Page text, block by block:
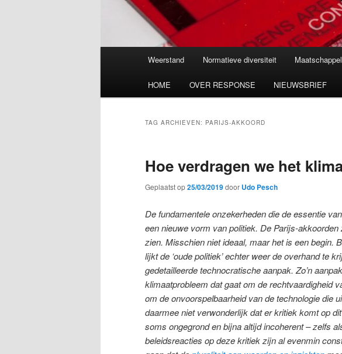
Weerstand Normatieve diversiteit
HOME OVER RESPONSE NIEUWSBRIEF
TAG ARCHIEVEN: PARIJS-AKKOORD
Hoe verdragen we het
Geplaatst op25/03/2019door Udo Pesch
De fundamentele onzekerheden die de essentie
een nieuwe vorm van politiek. De Parijs-
zien. Misschien niet ideaal, maar het is een begin.
lijkt de ‘oude politiek’ echter weer de overhand te
gedetailleerde technocratische aanpak. Zo’n
klimaatprobleem dat gaat om de rechtvaardigheid
om de onvoorspelbaarheid van de technologie die
daarmee niet verwonderlijk dat er kritiek komt op
soms ongegrond en bijna altijd incoherent – zelfs
beleidsreacties op deze kritiek zijn al evenmin